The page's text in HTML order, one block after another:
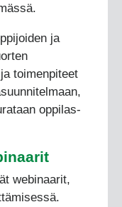
ja
toimenpiteet
oppilas-
webinaarit,